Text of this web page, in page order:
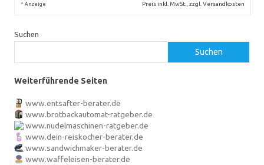
* Anzeige Preis inkl. MwSt., zzgl. Versandkosten
Suchen
Suchen
Weiterführende Seiten
www.entsafter-berater.de
www.brotbackautomat-ratgeber.de
www.nudelmaschinen-ratgeber.de
www.dein-reiskocher-berater.de
www.sandwichmaker-berater.de
www.waffeleisen-berater.de